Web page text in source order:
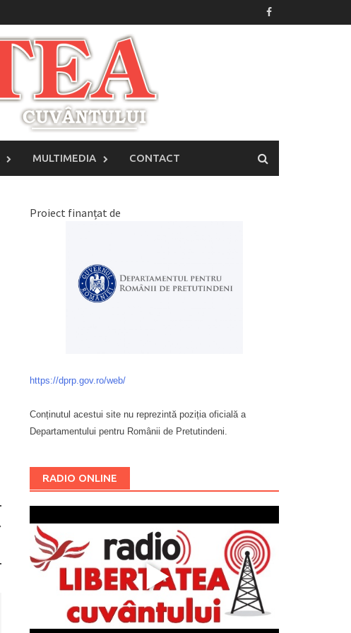
MULTIMEDIA CONTACT
Proiect finanțat de
https://dprp.gov.ro/web/
Conținutul acestui site nu reprezintă poziția oficială a
Departamentului pentru Românii de Pretutindeni.
RADIO ONLINE